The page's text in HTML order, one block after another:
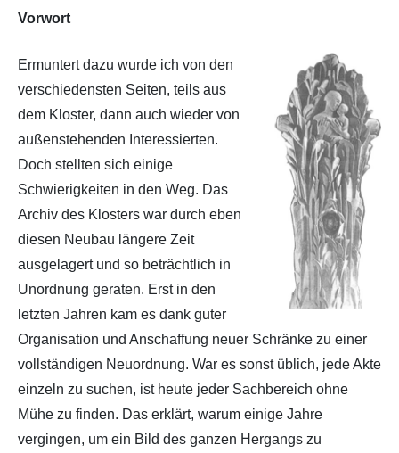
Vorwort
Ermuntert dazu wurde ich von den
verschiedensten Seiten, teils aus
dem Kloster, dann auch wieder von
außenstehenden Interessierten.
Doch stellten sich einige
Schwierigkeiten in den Weg. Das
Archiv des Klosters war durch eben
diesen Neubau längere Zeit
ausgelagert und so beträchtlich in
Unordnung geraten. Erst in den
letzten Jahren kam es dank guter
Organisation und Anschaffung neuer Schränke zu einer
vollständigen Neuordnung. War es sonst üblich, jede Akte
einzeln zu suchen, ist heute jeder Sachbereich ohne
Mühe zu finden. Das erklärt, warum einige Jahre
vergingen, um ein Bild des ganzen Hergangs zu